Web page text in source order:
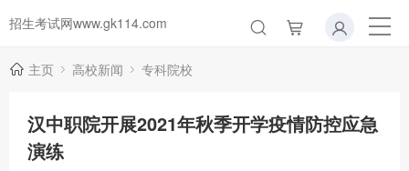
招生考试网www.gk114.com
主页 高校新闻 专科院校
汉中职院开展2021年秋季开学疫情防控应急
演练